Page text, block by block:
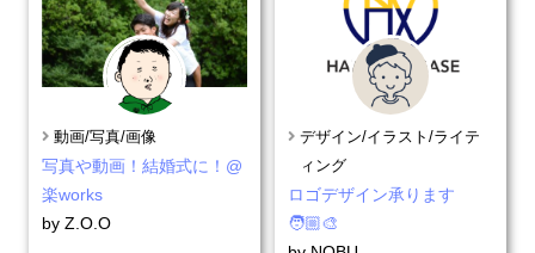
動画/写真/画像
写真や動画！結婚式に！@
楽works
by Z.O.O
デザイン/イラスト/ライテ
ィング
ロゴデザイン承ります
🧑🏼‍🎨